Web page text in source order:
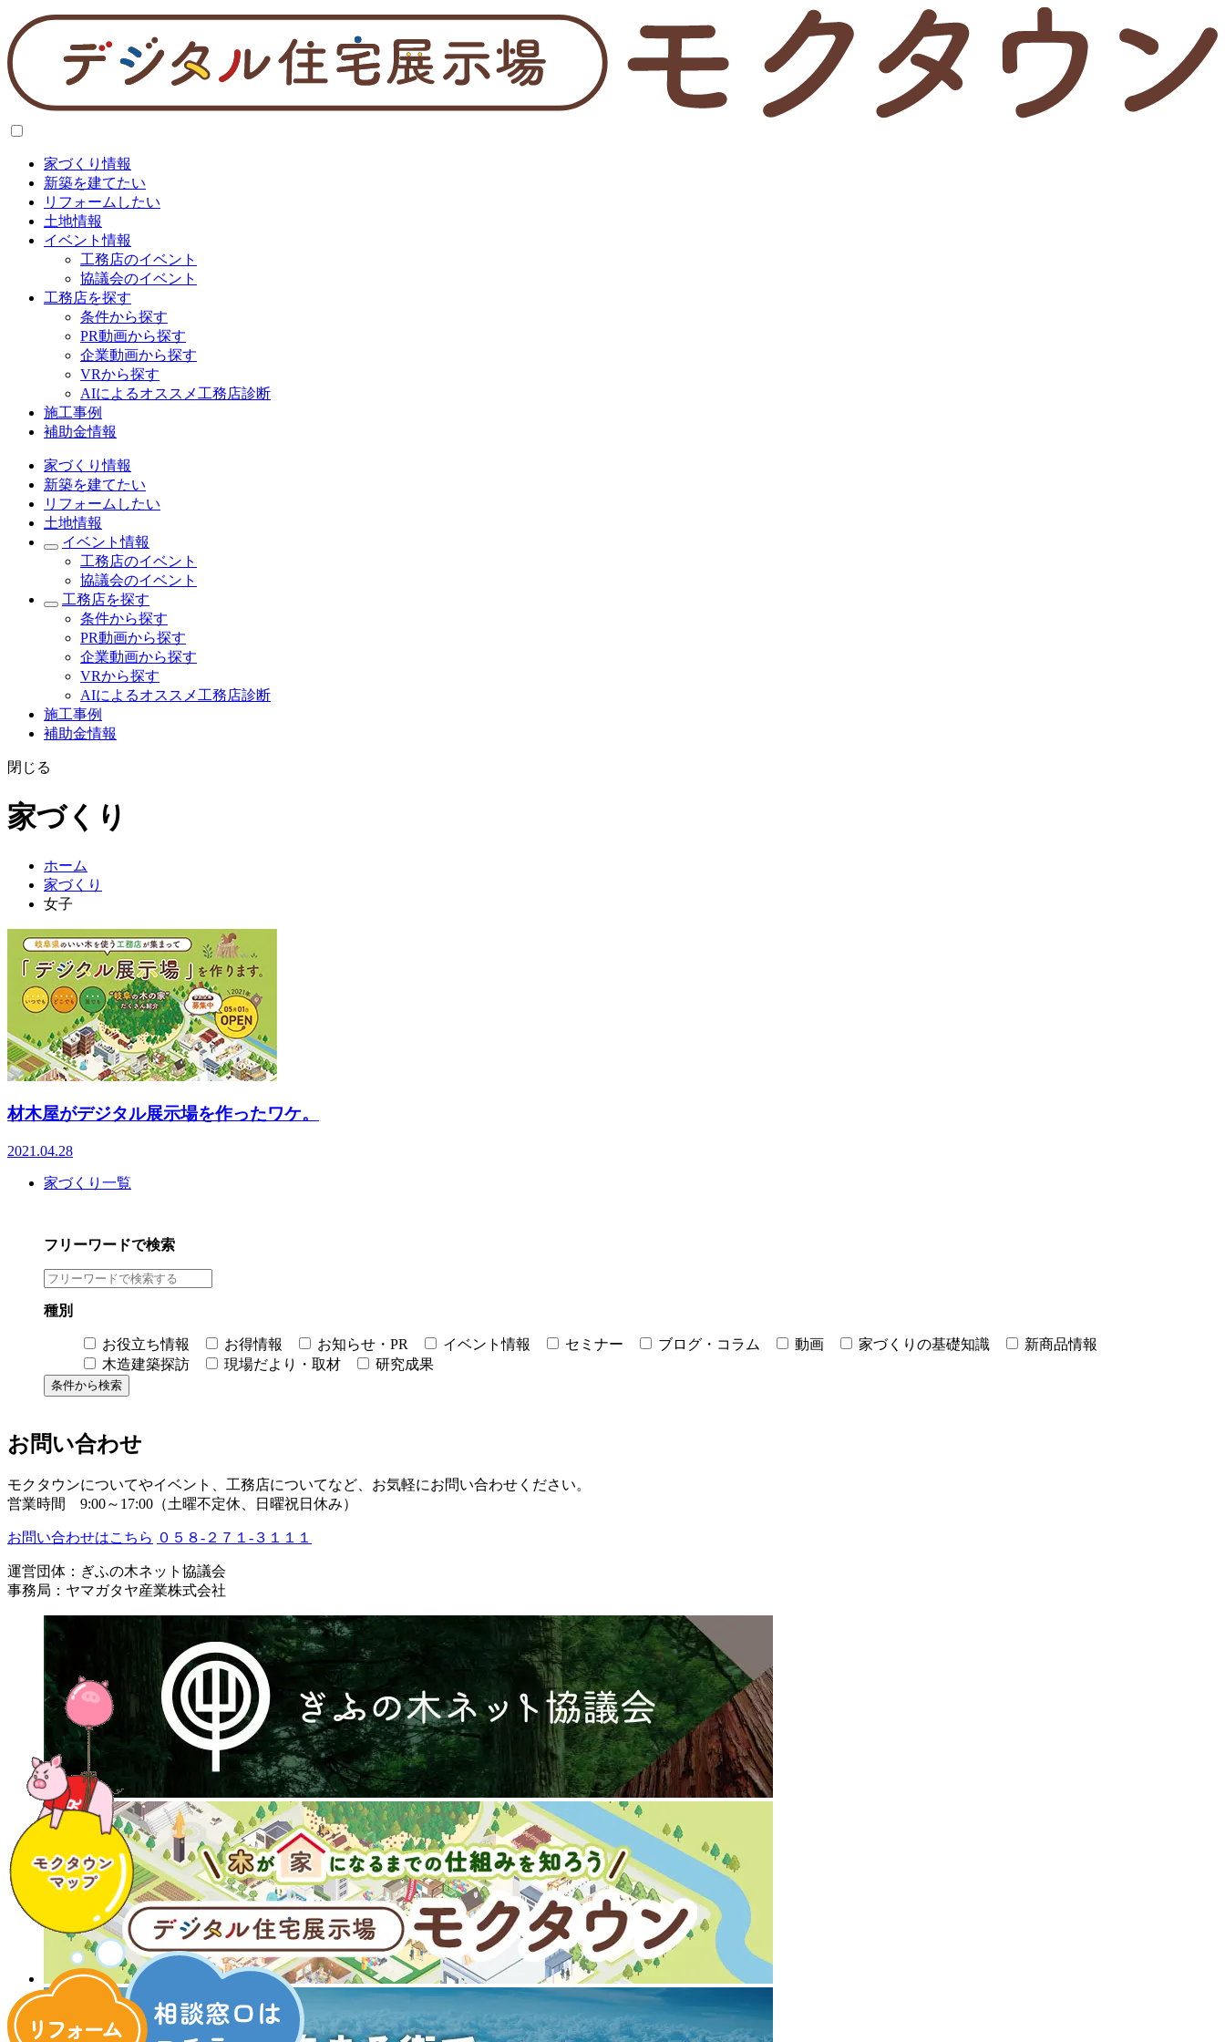
家づくり情報
新築を建てたい
リフォームしたい
土地情報
イベント情報
工務店のイベント
協議会のイベント
工務店を探す
条件から探す
PR動画から探す
企業動画から探す
VRから探す
AIによるオススメ工務店診断
施工事例
補助金情報
家づくり情報
新築を建てたい
リフォームしたい
土地情報
イベント情報
工務店のイベント
協議会のイベント
工務店を探す
条件から探す
PR動画から探す
企業動画から探す
VRから探す
AIによるオススメ工務店診断
施工事例
補助金情報
閉じる
家づくり
ホーム
家づくり
女子
材木屋がデジタル展示場を作ったワケ。
2021.04.28
家づくり一覧
フリーワードで検索
種別
お役立ち情報 お得情報 お知らせ・PR イベント情報 セミナー ブログ・コラム 動画 家づくりの基礎知識
新商品情報
木造建築探訪
現場だより・取材 研究成果
お問い合わせ
モクタウンについてやイベント、工務店についてなど、お気軽にお問い合わせください。
営業時間 9:00～17:00（土曜不定休、日曜祝日休み）
お問い合わせはこちら ０５８-２７１-３１１１
運営団体：ぎふの木ネット協議会
事務局：ヤマガタヤ産業株式会社